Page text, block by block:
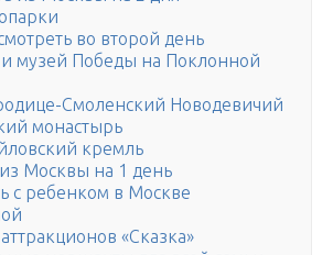
во второй день
музей Победы на Поклонной
Смоленский Новодевичий
монастырь
кремль
Москвы на 1 день
с ребенком в Москве
«Сказка»